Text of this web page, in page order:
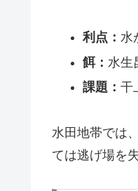
利点： 水
餌： 水生
課題： 干
水田地帯では
ては逃げ場を